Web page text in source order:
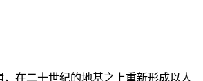
在二十世纪的地基之上重新形成以人